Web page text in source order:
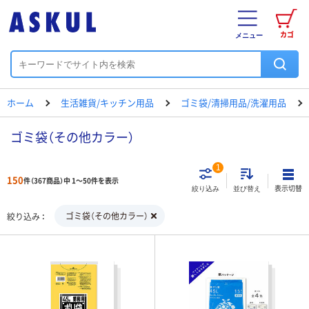
カゴ
メニュー
ホーム 生活雑貨/キッチン用品 ゴミ袋/清掃用品/洗濯用品
ゴミ袋（その他カラー）
150件（367商品）中 1～50件を表示
絞り込み
1
並び替え 表示切替
絞り込み ゴミ袋（その他カラー）